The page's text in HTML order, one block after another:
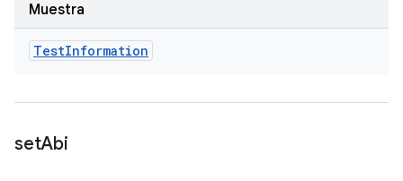
Muestra
TestInformation
setAbi